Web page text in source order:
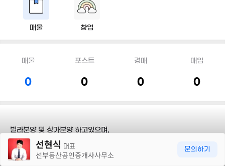
매물 창업
매물
0
포스트
0
경매
0
매입
0
빌라분양 및 상가분양 하고있으며,
빌라소액투자,상가투자와 상가 사무실 임대 및
선현식 대표
선부동산공인중개사사무소
문의하기